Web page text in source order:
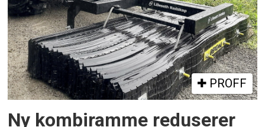
PROFF
Ny kombiramme reduserer